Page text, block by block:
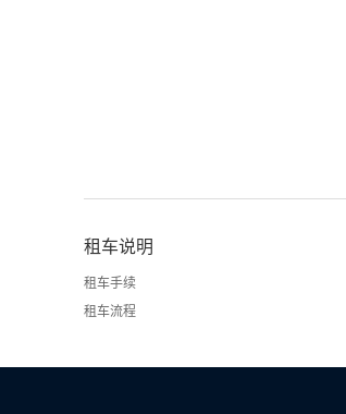
租车说明
租车手续
租车流程